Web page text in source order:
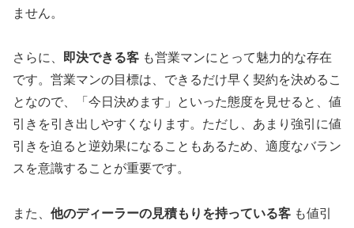
ません。
さらに、 即決できる客 も営業マンにとって魅力的な存在
です。営業マンの目標は、できるだけ早く契約を決めるこ
となので、「今日決めます」といった態度を見せると、値
引きを引き出しやすくなります。ただし、あまり強引に値
引きを迫ると逆効果になることもあるため、適度なバラン
スを意識することが重要です。
また、 他のディーラーの見積もりを持っている客 も値引